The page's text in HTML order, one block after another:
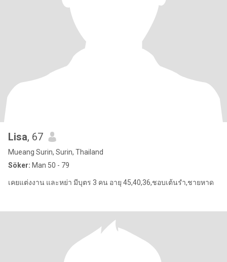
Lisa, 67
Mueang Surin, Surin, Thailand
Söker: Man 50 - 79
เคยแต่งงาน และหย่า มีบุตร 3 คน อายุ 45,40,36,ชอบเต้นรำ,ชายหาด